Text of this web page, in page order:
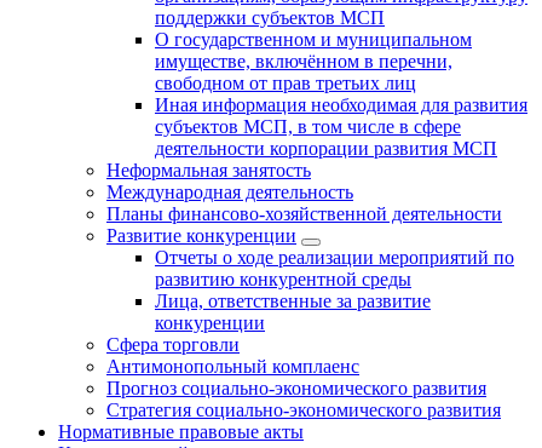
поддержки субъектов МСП
О государственном и муниципальном
имуществе, включённом в перечни,
свободном от прав третьих лиц
Иная информация необходимая для развития
субъектов МСП, в том числе в сфере
деятельности корпорации развития МСП
Неформальная занятость
Международная деятельность
Планы финансово-хозяйственной деятельности
Развитие конкуренции
Отчеты о ходе реализации мероприятий по
развитию конкурентной среды
Лица, ответственные за развитие
конкуренции
Сфера торговли
Антимонопольный комплаенс
Прогноз социально-экономического развития
Стратегия социально-экономического развития
Нормативные правовые акты